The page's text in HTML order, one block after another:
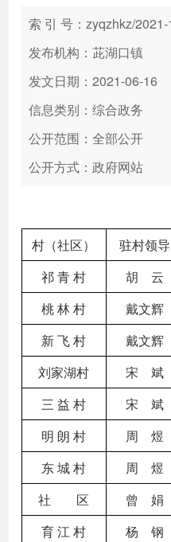
政务服务
高效办成一件事
索 引 号：zyqzhkz/
发布机构：茈湖口镇
发文日期：2021-06-16
信息类别：综合政务
公开范围：全部公开
公开方式：政府网站
村（社区） 驻村领导
祁 青 村
胡 云
桃 林 村
戴文辉
新 飞 村
戴文辉
刘家湖村
宋 斌
三 益 村
宋 斌
明 朗 村
周 煜
东 城 村
周 煜
社 区
曾 娟
育 江 村
杨 钢